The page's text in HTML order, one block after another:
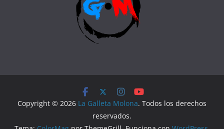
Copyright © 2026 La Galleta Molona. Todos los derechos
reservados.